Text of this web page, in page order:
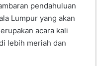
pendahuluan
Lumpur yang akan
acara kali
lebih meriah dan